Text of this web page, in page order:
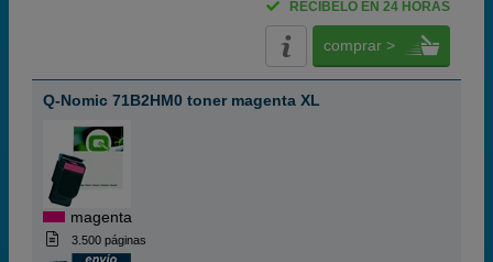
RECÍBELO EN 24 HORAS
comprar >
Q-Nomic 71B2HM0 toner magenta XL
magenta
3.500 páginas